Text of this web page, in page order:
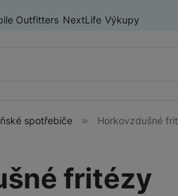
Outfitters NextLife Výkupy
spotřebiče
spotřebiče Horkovzdušné
fritézy